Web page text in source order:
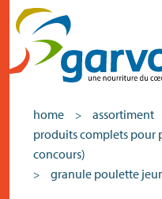
home > assortiment
produits complets pour
concours)
> granule poulette